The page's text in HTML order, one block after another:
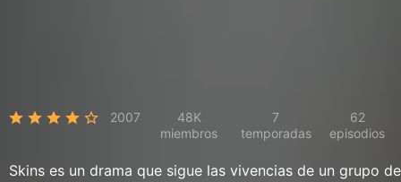
2007
48K
miembros
7
temporadas
62
episodios
Skins es un drama que sigue las vivencias de un grupo de